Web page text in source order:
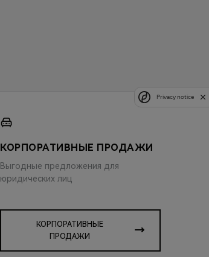
КОРПОРАТИВНЫЕ ПРОДАЖИ
Выгодные предложения для
юридических лиц
КОРПОРАТИВНЫЕ
ПРОДАЖИ
Privacy notice